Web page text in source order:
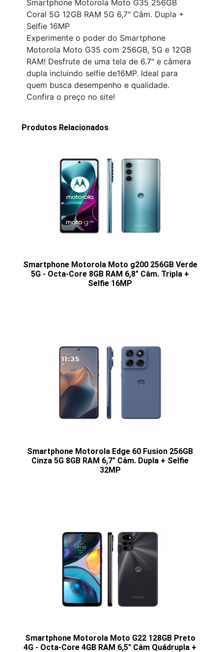
Smartphone Motorola Moto G35 256GB
Coral 5G 12GB RAM 5G 6,7" Câm. Dupla +
Selfie 16MP
Experimente o poder do Smartphone
Motorola Moto G35 com 256GB, 5G e 12GB
RAM! Desfrute de uma tela de 6.7" e câmera
dupla incluindo selfie de16MP. Ideal para
quem busca desempenho e qualidade.
Confira o preço no site!
Produtos Relacionados
Smartphone Motorola Moto g200 256GB Verde
5G - Octa-Core 8GB RAM 6,8" Câm. Tripla +
Selfie 16MP
Smartphone Motorola Edge 60 Fusion 256GB
Cinza 5G 8GB RAM 6,7" Câm. Dupla + Selfie
32MP
Smartphone Motorola Moto G22 128GB Preto
4G - Octa-Core 4GB RAM 6,5" Câm Quádrupla +